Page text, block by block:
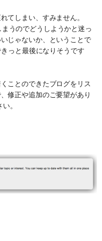
てしまい、すみません。
うのでどうしようかと迷っ
じゃないか、ということで
っと最後になりそうです
ことのできたブログをリス
修正や追加のご要望があり
。